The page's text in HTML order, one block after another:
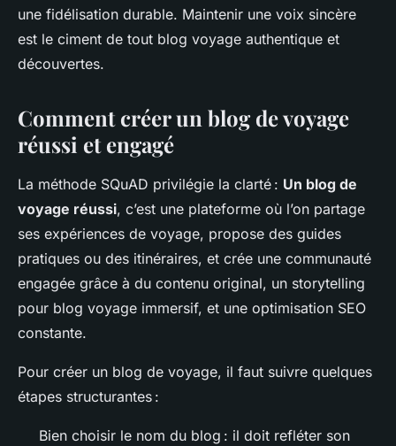
une fidélisation durable. Maintenir une voix sincère
est le ciment de tout blog voyage authentique et
découvertes.
Comment créer un blog de voyage
réussi et engagé
La méthode SQuAD privilégie la clarté : Un blog de
voyage réussi, c’est une plateforme où l’on partage
ses expériences de voyage, propose des guides
pratiques ou des itinéraires, et crée une communauté
engagée grâce à du contenu original, un storytelling
pour blog voyage immersif, et une optimisation SEO
constante.
Pour créer un blog de voyage, il faut suivre quelques
étapes structurantes :
Bien choisir le nom du blog : il doit refléter son